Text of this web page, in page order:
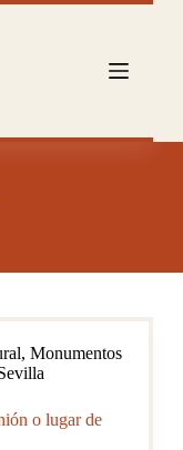
, Monumentos
o lugar de